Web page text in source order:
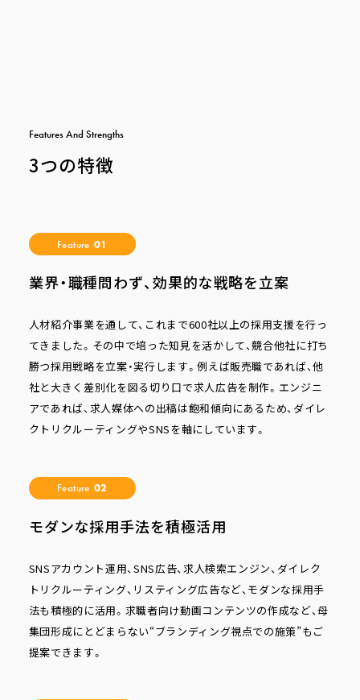
FeaturesAnd Strengths
3つの特徴
Feature 01
業界・職種問わず、効果的な戦略を立案
人材紹介事業を通して、これまで600社以上の採用支援を行っ
てきました。その中で培った知見を活かして、競合他社に打ち
勝つ採用戦略を立案・実行します。例えば販売職であれば、他
社と大きく差別化を図る切り口で求人広告を制作。エンジニ
アであれば、求人媒体への出稿は飽和傾向にあるため、ダイレ
クトリクルーティングやSNSを軸にしています。
Feature 02
モダンな採用手法を積極活用
SNSアカウント運用、SNS広告、求人検索エンジン、ダイレク
トリクルーティング、リスティング広告など、モダンな採用手
法も積極的に活用。求職者向け動画コンテンツの作成など、母
集団形成にとどまらない“ブランディング視点での施策”もご
提案できます。